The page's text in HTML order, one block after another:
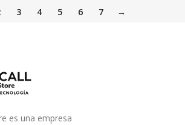
3 4 5 6 7 →
es una empresa